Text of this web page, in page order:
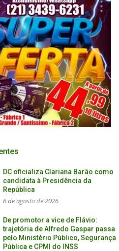
DC oficializa Clariana Barão como
candidata à Presidência da
República
6 de agosto de 2026
De promotor a vice de Flávio:
trajetória de Alfredo Gaspar passa
pelo Ministério Público, Segurança
Pública e CPMI do INSS